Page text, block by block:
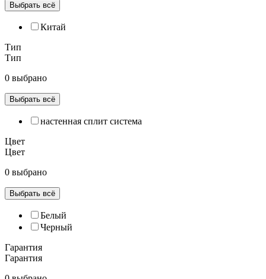
Выбрать всё
Китай
Тип
Тип
0 выбрано
Выбрать всё
настенная сплит система
Цвет
Цвет
0 выбрано
Выбрать всё
Белый
Черный
Гарантия
Гарантия